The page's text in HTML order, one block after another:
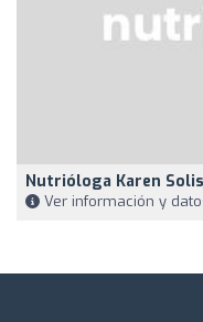
Nutrióloga Karen
Ver información y